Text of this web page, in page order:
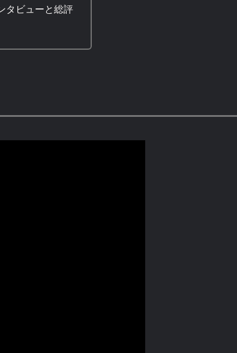
タビューと総評